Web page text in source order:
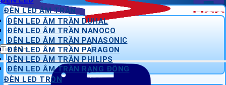
Tìm
kiếm:
ĐÈN LED ÂM TRẦN
ĐÈN LED ÂM TRẦN DUHAL
ĐÈN LED ÂM TRẦN NANOCO
ĐÈN LED ÂM TRẦN PANASONIC
ĐÈN LED ÂM TRẦN PARAGON
ĐÈN LED ÂM TRẦN PHILIPS
ĐÈN LED ÂM TRẦN RẠNG ĐÔNG
ĐÈN LED TRÒN